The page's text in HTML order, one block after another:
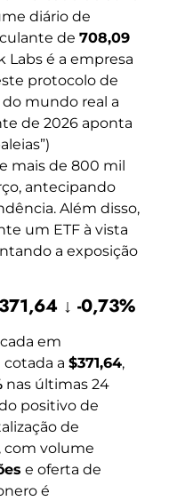
diário de
de 708,09
Labs é a empresa
protocolo de
mundo real a
de 2026 aponta
mais de 800 mil
antecipando
Além disso,
um ETF à vista
a exposição
↓ -0,73%
em
cotada a $371,64,
nas últimas 24
positivo de
de
, com volume
e oferta de
é